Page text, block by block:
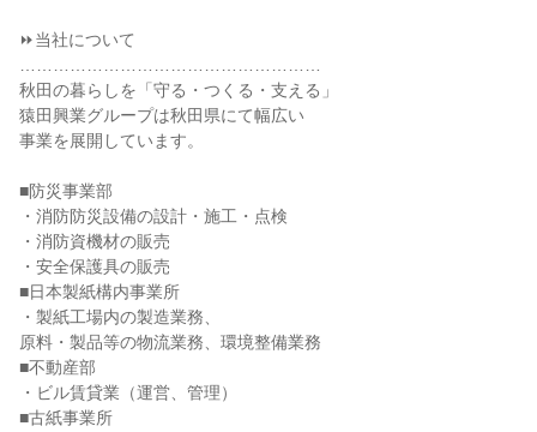
⏩当社について
秋田の暮らしを「守る・つくる・支える」
猿田興業グループは秋田県にて幅広い
事業を展開しています。
■防災事業部
・消防防災設備の設計・施工・点検
・消防資機材の販売
・安全保護具の販売
■日本製紙構内事業所
・製紙工場内の製造業務、
原料・製品等の物流業務、環境整備業務
■不動産部
・ビル賃貸業（運営、管理）
■古紙事業所